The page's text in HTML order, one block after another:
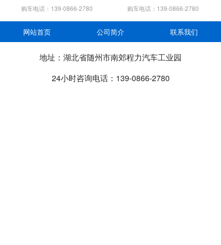
购车电话：139-0866-2780 购车电话：139-0866-2780
网站首页 公司简介 联系我们
地址：湖北省随州市南郊程力汽车工业园
24小时咨询电话：139-0866-2780